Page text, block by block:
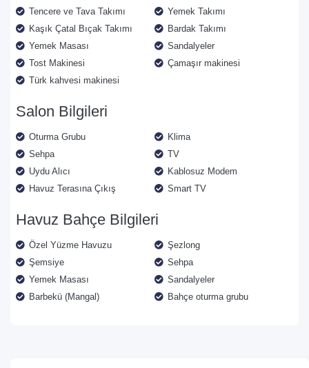
Tencere ve Tava Takımı
Yemek Takımı
Kaşık Çatal Bıçak Takımı
Bardak Takımı
Yemek Masası
Sandalyeler
Tost Makinesi
Çamaşır makinesi
Türk kahvesi makinesi
Salon Bilgileri
Oturma Grubu
Klima
Sehpa
TV
Uydu Alıcı
Kablosuz Modem
Havuz Terasına Çıkış
Smart TV
Havuz Bahçe Bilgileri
Özel Yüzme Havuzu
Şezlong
Şemsiye
Sehpa
Yemek Masası
Sandalyeler
Barbekü (Mangal)
Bahçe oturma grubu